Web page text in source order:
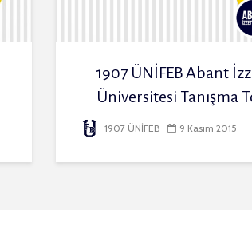
1907 ÜNİFEB Abant
Üniversitesi Tanışma
1907 ÜNİFEB 9 Kasım 2015